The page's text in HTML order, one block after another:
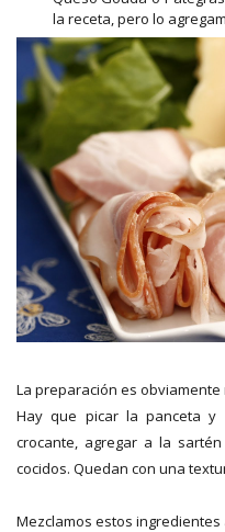
la receta, pero lo
La preparación es obviamente
Hay que picar la panceta
crocante, agregar a la
cocidos. Quedan con una
Mezclamos estos